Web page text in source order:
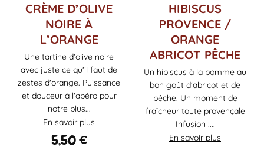
CRÈME D’OLIVE
NOIRE À
L’ORANGE
Une tartine d'olive noire
avec juste ce qu'il faut de
zestes d'orange. Puissance
et douceur à l'apéro pour
notre plus...
En savoir plus
5,50€
HIBISCUS
PROVENCE /
ORANGE
ABRICOT PÊCHE
Un hibiscus à la pomme au
bon goût d'abricot et de
pêche. Un moment de
fraîcheur toute provençale
Infusion :...
En savoir plus